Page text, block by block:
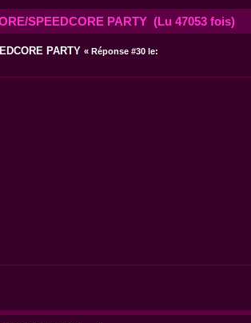
SPEEDCORE PARTY (Lu 47053 fois)
PARTY « Réponse #30 le: